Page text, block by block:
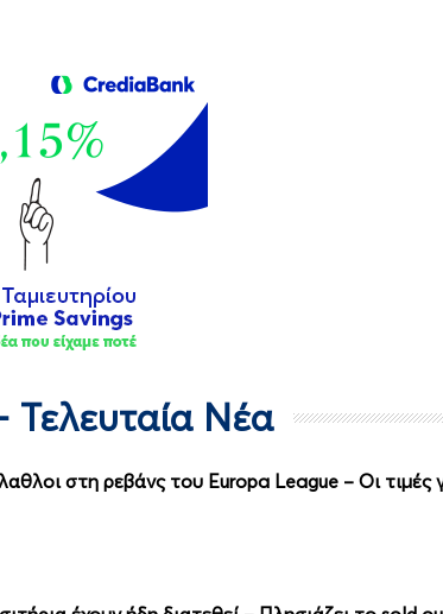
Τελευταία Νέα
στη ρεβάνς του Europa League – Οι τιμές